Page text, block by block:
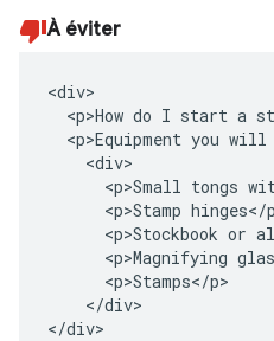
À éviter
<div>
<p>How do I start a
<p>Equipment you will
    <div>
<p>Small tongs
<p>Stamp hinges</
<p>Stockbook or
<p>Magnifying
      <p>Stamps</p>
    </div>
</div>